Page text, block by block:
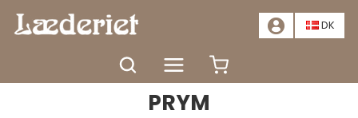
📣TILBUD - SPAR MINDST 20%. KLIK HER📣
DK
Tilbehør PRYM
PRYM